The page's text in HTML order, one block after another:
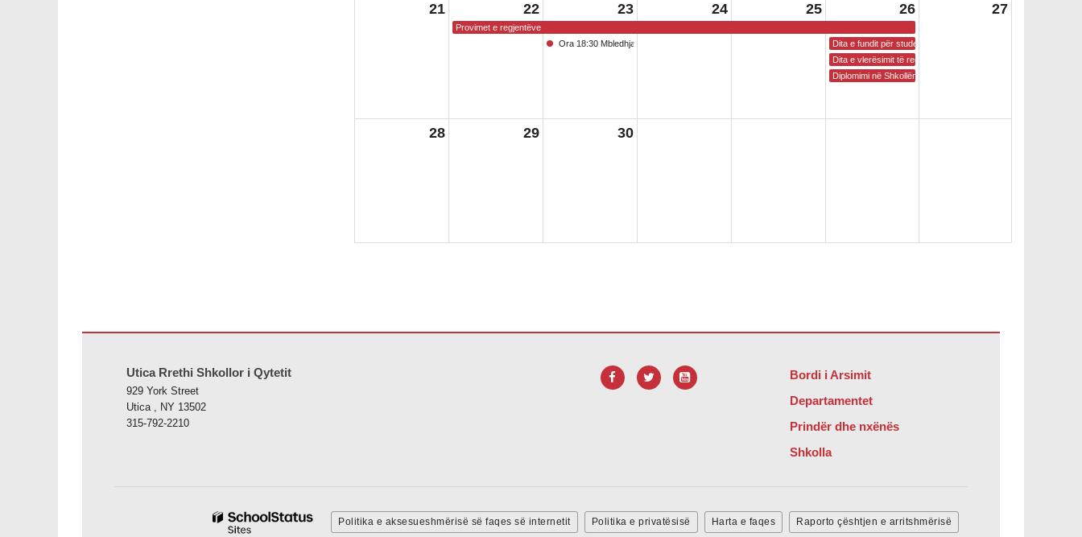
21 22
Provimet e regjentëve
23
Ora 18:30 Mbledhja e Bordit të Arsimit
24 25 26
Dita e fundit për studentët
Dita e vlerësimit të regjentëve
Diplomimi në Shkollën e Mesme
27
28 29 30
Utica Rrethi Shkollor i Qytetit
929 York Street
Utica , NY 13502
315-792-2210
Bordi i Arsimit
Departamentet
Prindër dhe nxënës
Shkolla
Politika e aksesueshmërisë së faqes së internetit Politika e privatësisë Harta e faqes Raporto çështjen e arritshmërisë